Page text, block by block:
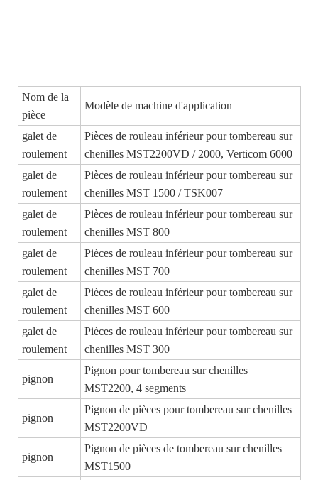
Nom de la
pièce
Modèle de machine d'application
galet de
roulement
Pièces de rouleau inférieur pour tombereau sur
chenilles MST2200VD / 2000, Verticom 6000
galet de
roulement
Pièces de rouleau inférieur pour tombereau sur
chenilles MST 1500 / TSK007
galet de
roulement
Pièces de rouleau inférieur pour tombereau sur
chenilles MST 800
galet de
roulement
Pièces de rouleau inférieur pour tombereau sur
chenilles MST 700
galet de
roulement
Pièces de rouleau inférieur pour tombereau sur
chenilles MST 600
galet de
roulement
Pièces de rouleau inférieur pour tombereau sur
chenilles MST 300
pignon
Pignon pour tombereau sur chenilles
MST2200, 4 segments
pignon
Pignon de pièces pour tombereau sur chenilles
MST2200VD
pignon
Pignon de pièces de tombereau sur chenilles
MST1500